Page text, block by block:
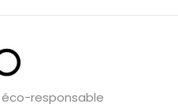
responsable